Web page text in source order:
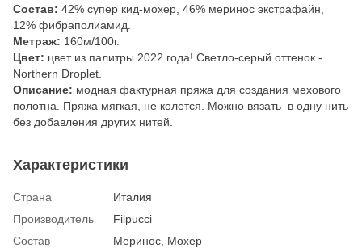
Состав: 42% супер кид-мохер, 46% меринос экстрафайн,
12% фибраполиамид.
Метраж: 160м/100г.
Цвет: цвет из палитры 2022 года! Светло-серый оттенок -
Northern Droplet.
Описание: модная фактурная пряжа для создания мехового
полотна. Пряжа мягкая, не колется. Можно вязать в одну нить
без добавления других нитей.
Характеристики
Страна
Италия
Производитель
Filpucci
Состав
Меринос, Мохер